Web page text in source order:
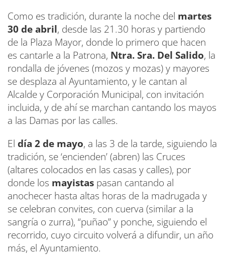
Como es tradición, durante la noche del martes
30 de abril, desde las 21.30 horas y partiendo
de la Plaza Mayor, donde lo primero que hacen
es cantarle a la Patrona, Ntra. Sra. Del Salido, la
rondalla de jóvenes (mozos y mozas) y mayores
se desplaza al Ayuntamiento, y le cantan al
Alcalde y Corporación Municipal, con invitación
incluida, y de ahí se marchan cantando los mayos
a las Damas por las calles.
El día 2 de mayo, a las 3 de la tarde, siguiendo la
tradición, se ‘encienden’ (abren) las Cruces
(altares colocados en las casas y calles), por
donde los mayistas pasan cantando al
anochecer hasta altas horas de la madrugada y
se celebran convites, con cuerva (similar a la
sangría o zurra), “puñao” y ponche, siguiendo el
recorrido, cuyo circuito volverá a difundir, un año
más, el Ayuntamiento.